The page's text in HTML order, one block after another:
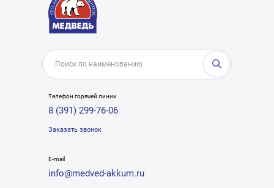
Телефон горячей линии
8 (391) 299-76-06
Заказать звонок
E-mail
info@medved-akkum.ru